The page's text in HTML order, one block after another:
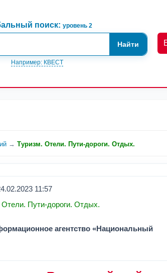
поиск: уровень 2
Найти
Например: КВЕСТ
→ Туризм. Отели. Пути-дороги. Отдых.
11:57
Отели. Пути-дороги. Отдых.
агентство «Национальный